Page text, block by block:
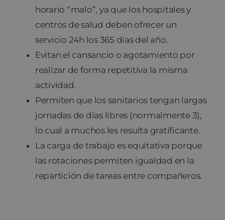
horario “malo”, ya que los hospitales y
centros de salud deben ofrecer un
servicio 24h los 365 días del año.
Evitan el cansancio o agotamiento por
realizar de forma repetitiva la misma
actividad.
Permiten que los sanitarios tengan largas
jornadas de días libres (normalmente 3),
lo cual a muchos les resulta gratificante.
La carga de trabajo es equitativa porque
las rotaciones permiten igualdad en la
repartición de tareas entre compañeros.